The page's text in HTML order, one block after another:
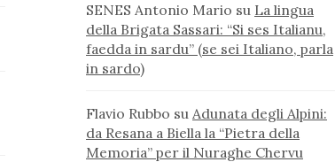
SENES Antonio Mario su La lingua
della Brigata Sassari: “Si ses Italianu,
faedda in sardu” (se sei Italiano, parla
in sardo)
Flavio Rubbo su Adunata degli Alpini:
da Resana a Biella la “Pietra della
Memoria” per il Nuraghe Chervu